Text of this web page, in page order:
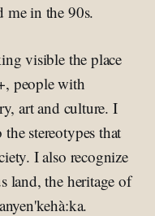
me in the 90s.
visible the place
people with
art and culture. I
stereotypes that
I also recognize
land, the heritage of